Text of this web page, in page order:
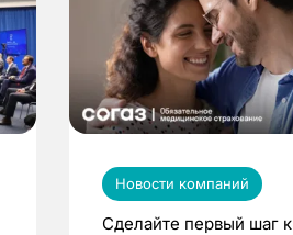
Новости компаний
Сделайте первый шаг к